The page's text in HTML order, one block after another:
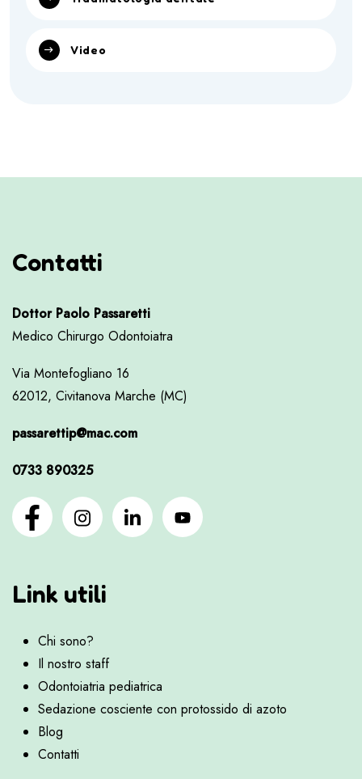
Video
Contatti
Dottor Paolo Passaretti
Medico Chirurgo Odontoiatra
Via Montefogliano 16
62012, Civitanova Marche (MC)
passarettip@mac.com
0733 890325
Link utili
Chi sono?
Il nostro staff
Odontoiatria pediatrica
Sedazione cosciente con protossido di azoto
Blog
Contatti